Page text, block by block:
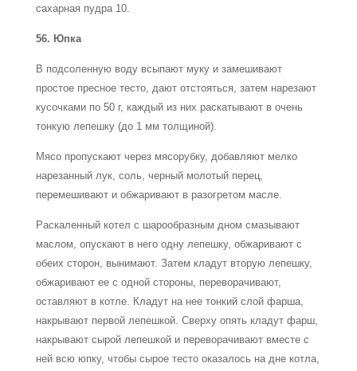
сахарная пудра 10.
56. Юпка
В подсоленную воду всыпают муку и замешивают
простое пресное тесто, дают отстояться, затем нарезают
кусочками по 50 г, каждый из них раскатывают в очень
тонкую лепешку (до 1 мм толщиной).
Мясо пропускают через мясорубку, добавляют мелко
нарезанный лук, соль, черный молотый перец,
перемешивают и обжаривают в разогретом масле.
Раскаленный котел с шарообразным дном смазывают
маслом, опускают в него одну лепешку, обжаривают с
обеих сторон, вынимают. Затем кладут вторую лепешку,
обжаривают ее с одной стороны, переворачивают,
оставляют в котле. Кладут на нее тонкий слой фарша,
накрывают первой лепешкой. Сверху опять кладут фарш,
накрывают сырой лепешкой и переворачивают вместе с
ней всю юпку, чтобы сырое тесто оказалось на дне котла,